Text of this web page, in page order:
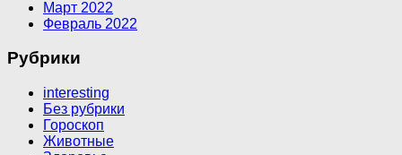
Март 2022
Февраль 2022
Рубрики
interesting
Без рубрики
Гороскоп
Животные